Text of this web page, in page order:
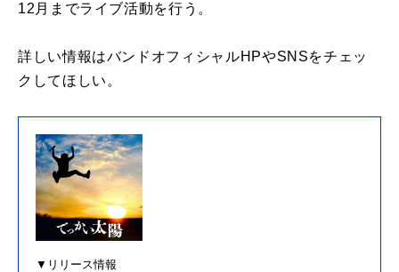
12月までライブ活動を行う。
詳しい情報はバンドオフィシャルHPやSNSをチェッ
クしてほしい。
▼リリース情報